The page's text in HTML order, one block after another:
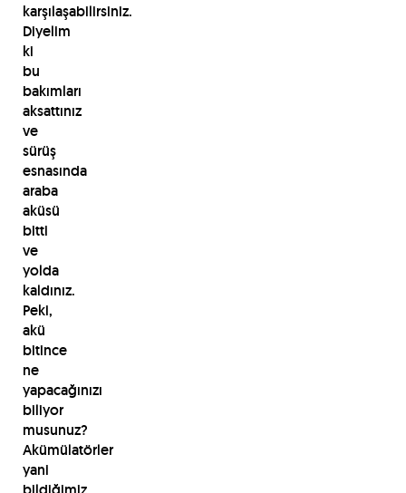
karşılaşabilirsiniz.
Diyelim
ki
bu
bakımları
aksattınız
ve
sürüş
esnasında
araba
aküsü
bitti
ve
yolda
kaldınız.
Peki,
akü
bitince
ne
yapacağınızı
biliyor
musunuz?
Akümülatörler
yani